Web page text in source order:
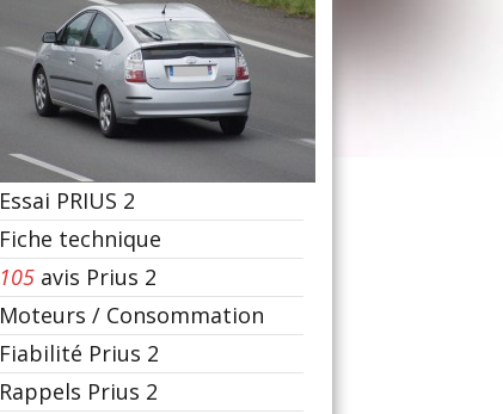
Essai PRIUS 2
Fiche technique
105 avis Prius 2
Moteurs / Consommation
Fiabilité Prius 2
Rappels Prius 2